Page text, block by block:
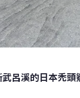
大石塊參差地露出成
停停地找吃的，洄
有塘鱧埋伏著。潭
著刮食矽藻；接著
呂溪的日本禿頭